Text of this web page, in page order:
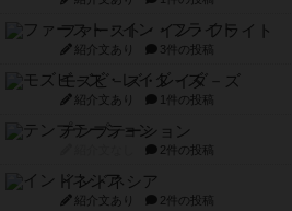
ファースト・イン・フライト
紹介文あり 3件の投稿
モズビ－ズ・レイダ－ズ
紹介文あり 1件の投稿
テンプテーション
2件の投稿
インドネシア
紹介文あり 2件の投稿